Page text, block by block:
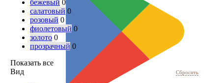
бежевый 0
салатовый 0
розовый 0
фиолетовый 0
золото 0
прозрачный 0
Показать все
Вид
Сбросить